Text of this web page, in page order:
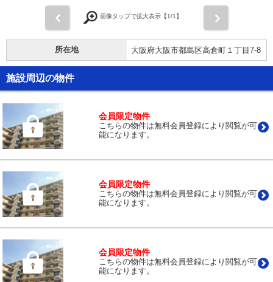
画像タップで拡大表示【1/1】
所在地 大阪府大阪市都島区高倉町１丁目7-8
施設周辺の物件
会員限定物件
こちらの物件は無料会員登録により閲覧が可
能になります。
会員限定物件
こちらの物件は無料会員登録により閲覧が可
能になります。
会員限定物件
こちらの物件は無料会員登録により閲覧が可
能になります。